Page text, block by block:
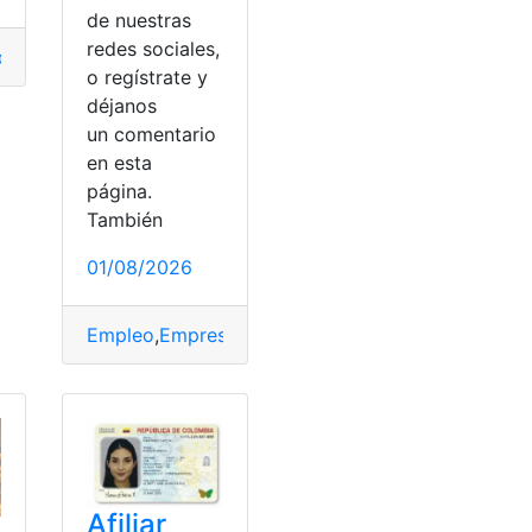
Transito
electrónica,persona,Vehículo
de nuestras
redes sociales,
o regístrate y
déjanos
un comentario
en esta
página.
También
01/08/2026
Empleo,Empresas
Afiliar